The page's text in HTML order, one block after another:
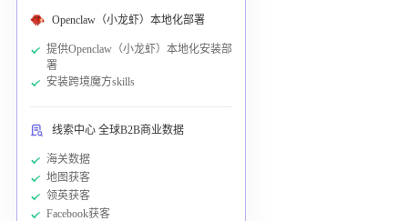
Openclaw（小龙虾）本地化部署
提供Openclaw（小龙虾）本地化安装部
署
安装跨境魔方skills
线索中心 全球B2B商业数据
海关数据
地图获客
领英获客
Facebook获客